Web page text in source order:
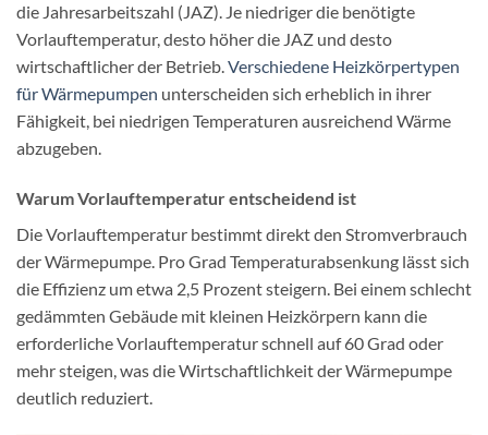
die Jahresarbeitszahl (JAZ). Je niedriger die benötigte
Vorlauftemperatur, desto höher die JAZ und desto
wirtschaftlicher der Betrieb.Verschiedene Heizkörpertypen
für Wärmepumpen unterscheiden sich erheblich in ihrer
Fähigkeit, bei niedrigen Temperaturen ausreichend Wärme
abzugeben.
Warum Vorlauftemperatur entscheidend ist
Die Vorlauftemperatur bestimmt direkt den Stromverbrauch
der Wärmepumpe. Pro Grad Temperaturabsenkung lässt sich
die Effizienz um etwa 2,5 Prozent steigern. Bei einem schlecht
gedämmten Gebäude mit kleinen Heizkörpern kann die
erforderliche Vorlauftemperatur schnell auf 60 Grad oder
mehr steigen, was die Wirtschaftlichkeit der Wärmepumpe
deutlich reduziert.